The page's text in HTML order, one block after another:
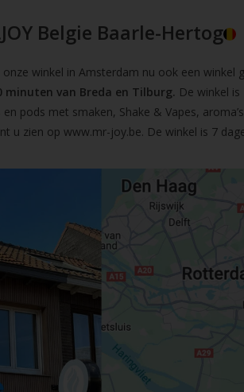
Belgie Baarle-Hertog
winkel in Amsterdam nu ook een
minuten van Breda en Tilburg. De winkel
pods met smaken, Shake & Vapes,
u zien op www.mr-joy.be. De winkel is 7